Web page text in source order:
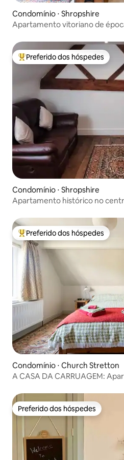
Condomínio ⋅ Shropshire
Apartamento vitoriano de
Entre os melhores preferidos
Preferido dos hóspedes
Condomínio ⋅ Shropshire
Apartamento histórico no
Entre os melhores preferidos
Preferido dos hóspedes
Condomínio ⋅ Church Stretton
A CASA DA CARRUAGEM:
Preferido dos hóspedes
Preferido dos hóspedes